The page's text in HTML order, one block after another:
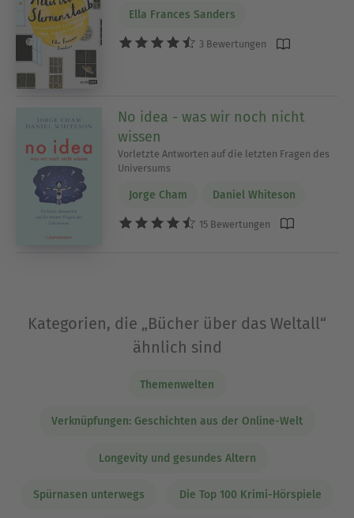
Ella Frances Sanders
3 Bewertungen
No idea - was wir noch nicht
wissen
Vorletzte Antworten auf die letzten Fragen des
Universums
Jorge Cham Daniel Whiteson
15 Bewertungen
Kategorien, die „Bücher über das Weltall“
ähnlich sind
Themenwelten
Verknüpfungen: Geschichten aus der Online-Welt
Longevity und gesundes Altern
Spürnasen unterwegs Die Top 100 Krimi-Hörspiele